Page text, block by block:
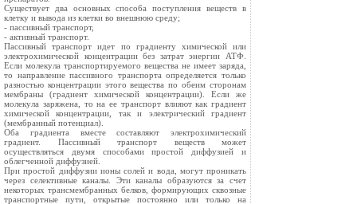
Существует два основных способа поступления веществ в
клетку и вывода из клетки во внешнюю среду;
- пассивный транспорт,
- активный транспорт.
Пассивный транспорт идет по градиенту химической или
электрохимической концентрации без затрат энергии АТФ.
Если молекула транспортируемого вещества не имеет заряда,
то направление пассивного транспорта определяется только
разностью концентрации этого вещества по обеим сторонам
мембраны (градиент химической концентрации). Если же
молекула заряжена, то на ее транспорт влияют как градиент
химической концентрации, так и электрический градиент
(мембранный потенциал).
Оба градиента вместе составляют электрохимический
градиент. Пассивный транспорт веществ может
осуществляться двумя способами простой диффузией и
облегченной диффузией.
При простой диффузии ионы солей и вода, могут проникать
через селективные каналы. Эти каналы образуются за счет
некоторых трансмембранных белков, формирующих сквозные
транспортные пути, открытые постоянно или только на